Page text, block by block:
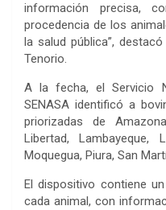
información precisa,
procedencia de los
la salud pública”,
Tenorio.
A la fecha, el Servicio
SENASA identificó a
priorizadas de
Libertad, Lambayeque,
Moquegua, Piura, San
El dispositivo contiene
cada animal, con